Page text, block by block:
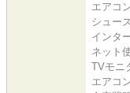
エアコ
シュー
インタ
ネット
TVモニ
エアコ